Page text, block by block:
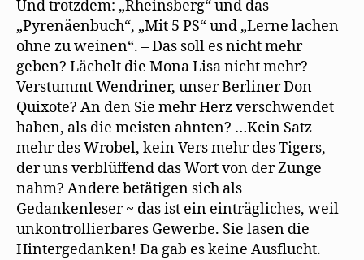
Und trotzdem: „Rheinsberg“ und das
„Pyrenäenbuch“, „Mit 5 PS“ und „Lerne lachen
ohne zu weinen“. – Das soll es nicht mehr
geben? Lächelt die Mona Lisa nicht mehr?
Verstummt Wendriner, unser Berliner Don
Quixote? An den Sie mehr Herz verschwendet
haben, als die meisten ahnten? …Kein Satz
mehr des Wrobel, kein Vers mehr des Tigers,
der uns verblüffend das Wort von der Zunge
nahm? Andere betätigen sich als
Gedankenleser ~ das ist ein einträgliches, weil
unkontrollierbares Gewerbe. Sie lasen die
Hintergedanken! Da gab es keine Ausﬂucht.